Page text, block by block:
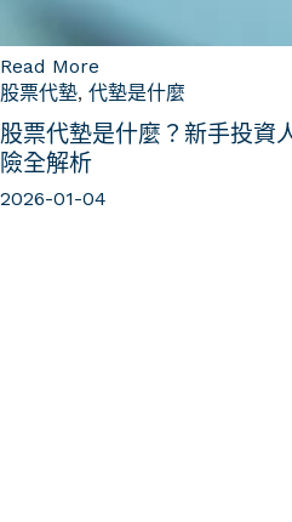
Read More
股票代墊, 代墊是什麼
股票代墊是什麼？新手投資
險全解析
2026-01-04